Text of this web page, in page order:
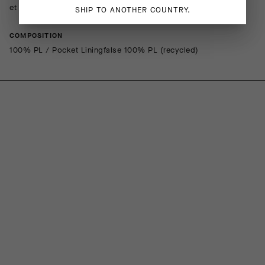
et coupe classique.
COMPOSITION
100% PL / Pocket Liningfalse 100% PL (recycled)
SHIP TO ANOTHER COUNTRY.